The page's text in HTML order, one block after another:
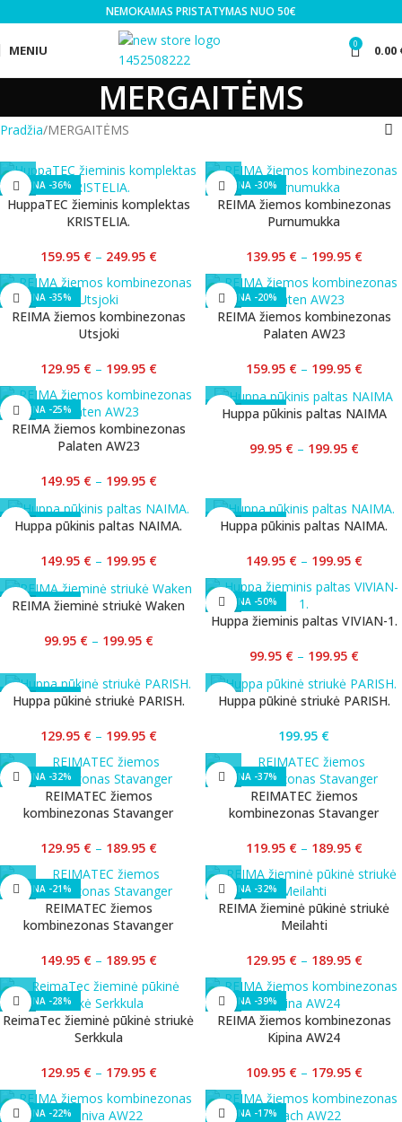
NEMOKAMAS PRISTATYMAS NUO 50€
MENIU 0 0.00
MERGAITĖMS
Pradžia MERGAITĖMS
-36%
HuppaTEC žieminis komplektas
KRISTELIA.
159.95 € – 249.95 €
-30%
REIMA žiemos kombinezonas
Purnumukka
139.95 € – 199.95 €
-35%
REIMA žiemos kombinezonas
Utsjoki
129.95 € – 199.95 €
-20%
REIMA žiemos kombinezonas
Palaten AW23
159.95 € – 199.95 €
-25%
REIMA žiemos kombinezonas
Palaten AW23
149.95 € – 199.95 €
-50%
Huppa pūkinis paltas NAIMA
99.95 € – 199.95 €
-25%
Huppa pūkinis paltas NAIMA.
149.95 € – 199.95 €
-25%
Huppa pūkinis paltas NAIMA.
149.95 € – 199.95 €
-50%
REIMA žieminė striukė Waken
99.95 € – 199.95 €
-50%
Huppa žieminis paltas VIVIAN-1.
99.95 € – 199.95 €
-35%
Huppa pūkinė striukė PARISH.
129.95 € – 199.95 €
Huppa pūkinė striukė PARISH.
199.95 €
-32%
REIMATEC žiemos
kombinezonas Stavanger
129.95 € – 189.95 €
-37%
REIMATEC žiemos
kombinezonas Stavanger
119.95 € – 189.95 €
-21%
REIMATEC žiemos
kombinezonas Stavanger
149.95 € – 189.95 €
-32%
REIMA žieminė pūkinė striukė
Meilahti
129.95 € – 189.95 €
-28%
ReimaTec žieminė pūkinė striukė
Serkkula
129.95 € – 179.95 €
-39%
REIMA žiemos kombinezonas
Kipina AW24
109.95 € – 179.95 €
-22% -17%